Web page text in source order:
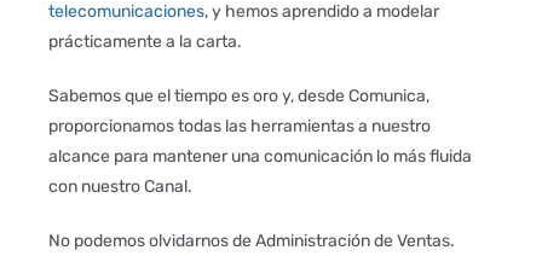
telecomunicaciones, y hemos aprendido a modelar
prácticamente a la carta.
Sabemos que el tiempo es oro y, desde Comunica,
proporcionamos todas las herramientas a nuestro
alcance para mantener una comunicación lo más fluida
con nuestro Canal.
No podemos olvidarnos de Administración de Ventas.